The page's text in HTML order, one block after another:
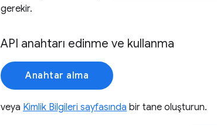
gerekir.
API anahtarı edinme ve kullanma
Anahtar alma
veya Kimlik Bilgileri sayfasında bir tane oluşturun.